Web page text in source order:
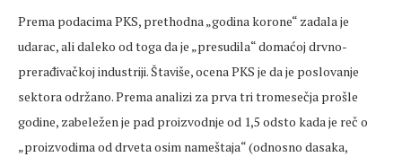
Prema podacima PKS, prethodna „godina korone“ zadala je
udarac, ali daleko od toga da je „presudila“ domaćoj drvno-
prerađivačkoj industriji. Štaviše, ocena PKS je da je poslovanje
sektora održano. Prema analizi za prva tri tromesečja prošle
godine, zabeležen je pad proizvodnje od 1,5 odsto kada je reč o
„proizvodima od drveta osim nameštaja“ (odnosno dasaka,